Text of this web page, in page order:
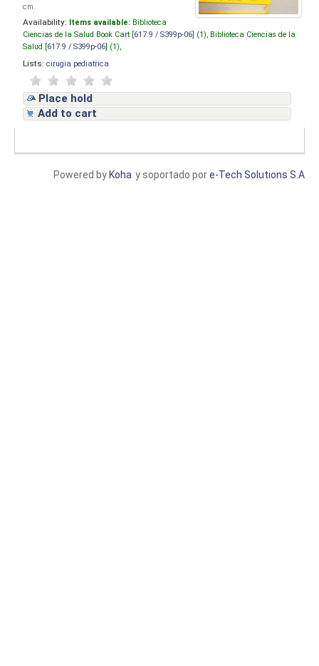
cm.
Availability: Items available: Biblioteca
Ciencias de la Salud Book Cart [ 617.9 / S399p-06 ] (1), Biblioteca Ciencias de la
Salud [ 617.9 / S399p-06 ] (1),
Lists: cirugia pediatrica
Place hold
Add to cart
y soportado pore-Tech Solutions S.A
Powered by Koha